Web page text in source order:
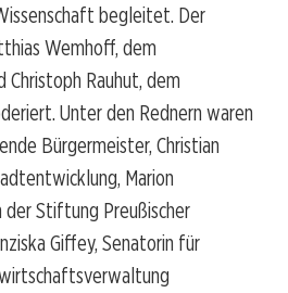
begleitet. Der
Wemhoff, dem
Christoph Rauhut, dem
Unter den Rednern waren
Bürgermeister, Christian
Marion
der Stiftung Preußischer
Giffey, Senatorin für